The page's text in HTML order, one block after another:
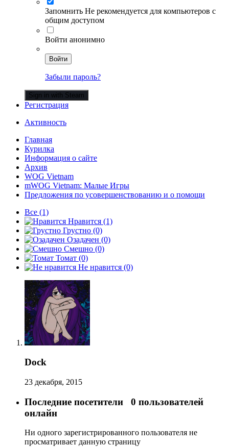
Запомнить Не рекомендуется для компьютеров с
общим доступом
Войти анонимно
Войти
Забыли пароль?
Sign in with Steam
Регистрация
Активность
Главная
Курилка
Информация о сайте
Архив
WOG Vietnam
mWOG Vietnam: Малые Игры
Предложения по усовершенствованию и о помощи
Все (1)
Нравится (1)
Грустно (0)
Озадачен (0)
Смешно (0)
Томат (0)
Не нравится (0)
Dock
23 декабря, 2015
Последние посетители 0 пользователей
онлайн
Ни одного зарегистрированного пользователя не
просматривает данную страницу